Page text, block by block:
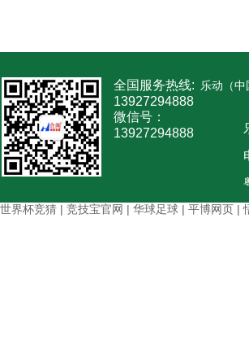
全国服务热线:
13927294888
微信号：
13927294888
乐动（中
世界杯竞猜 | 竞技宝官网 | 华球足球 | 平博网页 |